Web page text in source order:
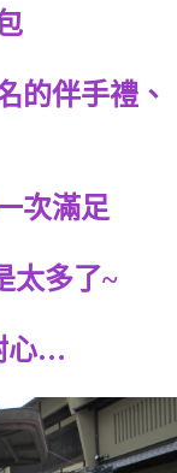
的伴手禮、
次滿足
太多了~
心…